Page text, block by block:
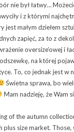
nie był łatwy…
i z którymi
jest małym dziełem
zapięć, za to z
oversize’owej i
na której
To, co jednak jest w
Świetna sprawa, bo
Mam nadzieję, że Wam
of the autumn
plus size market.